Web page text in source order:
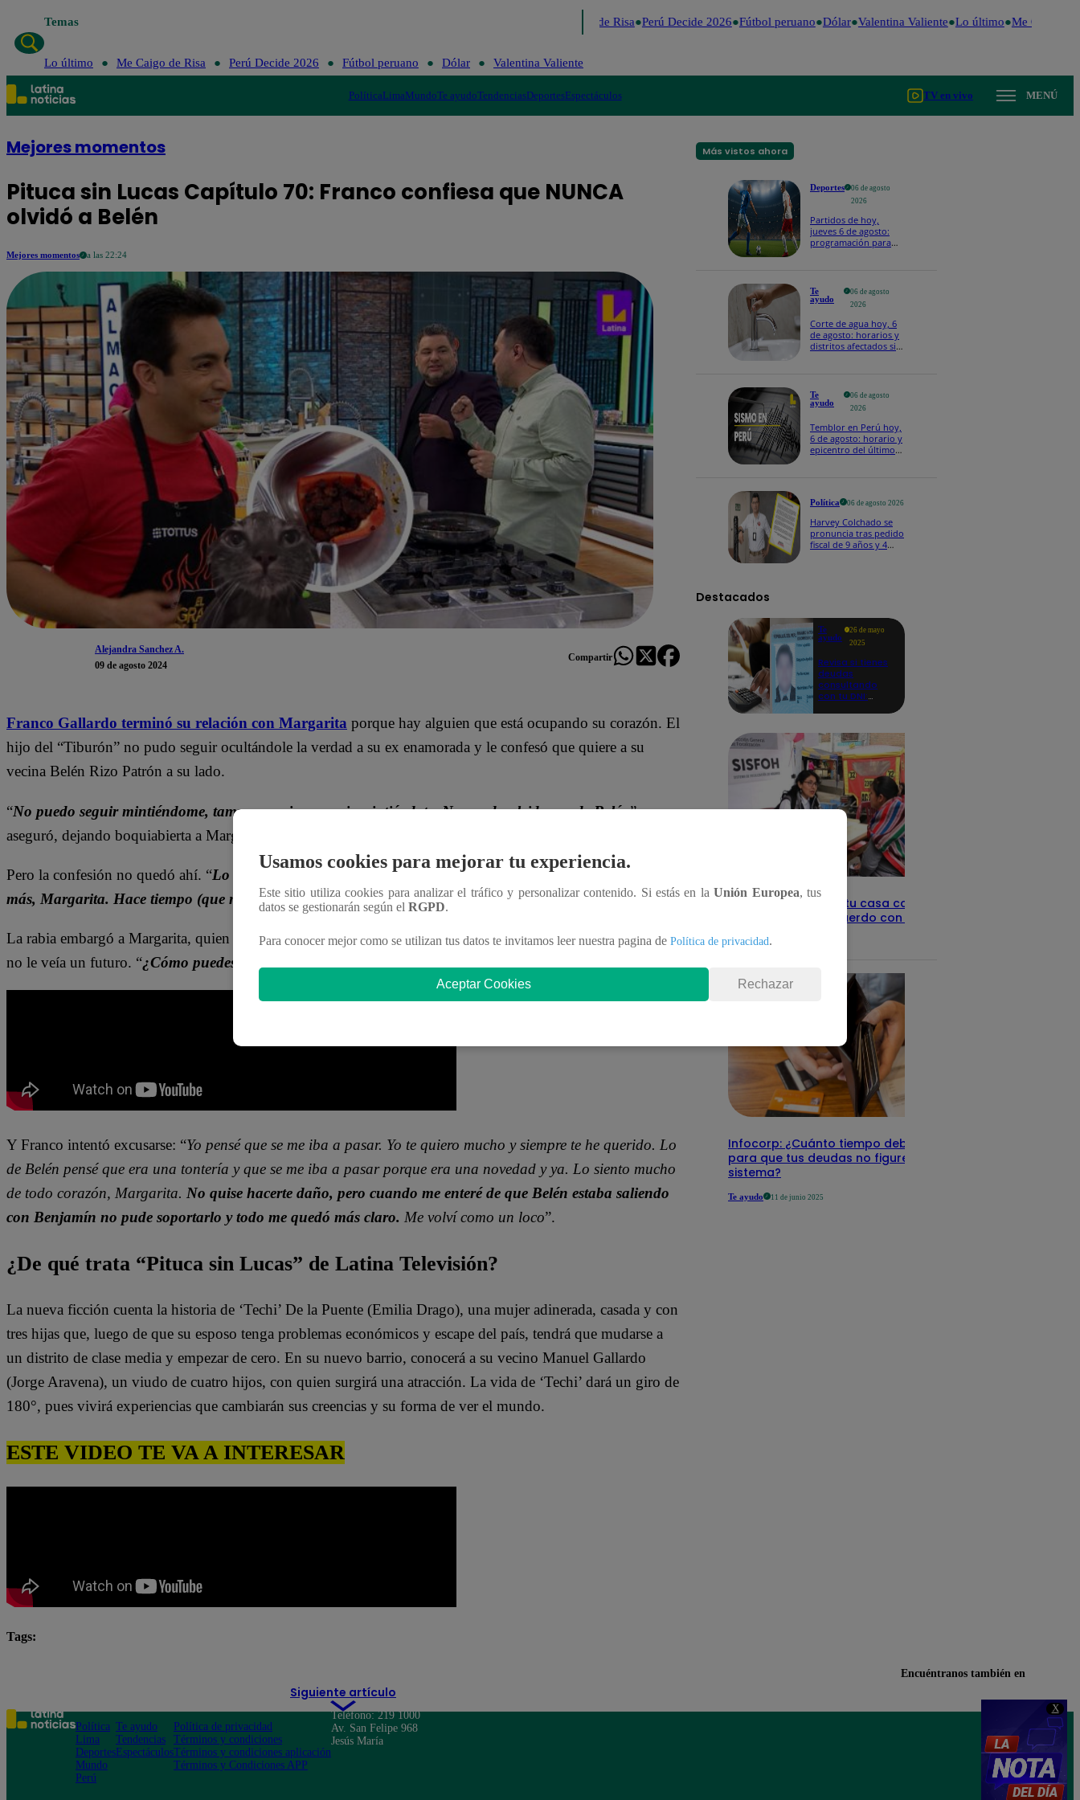
X
Temas Me Caigo de Risa Perú Decide 2026 Fútbol peruano Dólar Valentina Valiente Lo último Me Caigo de
Lo último Me Caigo de Risa Perú Decide 2026 Fútbol peruano Dólar Valentina Valiente
PolíticaLimaMundoTe ayudoTendenciasDeportesEspectáculos TV en vivo MENÚ
Mejores momentos
Pituca sin Lucas Capítulo 70: Franco confiesa que NUNCA
olvidó a Belén
Mejores momentos a las 22:24
Alejandra Sanchez A.
09 de agosto 2024
Compartir
Franco Gallardo terminó su relación con Margarita porque hay alguien que está ocupando su corazón. El
hijo del “Tiburón” no pudo seguir ocultándole la verdad a su ex enamorada y le confesó que quiere a su
vecina Belén Rizo Patrón a su lado.
“No puedo seguir mintiéndome, tampoco quiero seguir mintiéndote. No puedo olvidarme de Belén”,
aseguró, dejando boquiabierta a Margarita, quien no podía creer lo que estaba escuchando.
Pero la confesión no quedó ahí. “Lo siento, pero tenía que decírtelo. Yo no puedo seguir aguantándolo
más, Margarita. Hace tiempo (que me siento así). Nunca he podido olvidarme de ella”, aseguró Franco.
La rabia embargó a Margarita, quien le reclamó por todo el tiempo perdido en la relación a la que él mismo
no le veía un futuro. “¿Cómo puedes ser tan malo? ¿Entonces por qué regresaste conmigo?
Y Franco intentó excusarse: “Yo pensé que se me iba a pasar. Yo te quiero mucho y siempre te he querido. Lo
de Belén pensé que era una tontería y que se me iba a pasar porque era una novedad y ya. Lo siento mucho
de todo corazón, Margarita. No quise hacerte daño, pero cuando me enteré de que Belén estaba saliendo
con Benjamín no pude soportarlo y todo me quedó más claro. Me volví como un loco”.
¿De qué trata “Pituca sin Lucas” de Latina Televisión?
La nueva ficción cuenta la historia de ‘Techi’ De la Puente (Emilia Drago), una mujer adinerada, casada y con
tres hijas que, luego de que su esposo tenga problemas económicos y escape del país, tendrá que mudarse a
un distrito de clase media y empezar de cero. En su nuevo barrio, conocerá a su vecino Manuel Gallardo
(Jorge Aravena), un viudo de cuatro hijos, con quien surgirá una atracción. La vida de ‘Techi’ dará un giro de
180°, pues vivirá experiencias que cambiarán sus creencias y su forma de ver el mundo.
ESTE VIDEO TE VA A INTERESAR
Tags:
Siguiente artículo
Más vistos ahora
Deportes
06 de agosto
2026
Partidos de hoy,
jueves 6 de agosto:
programación para
Te
ayudo
06 de agosto
2026
Corte de agua hoy, 6
de agosto: horarios y
distritos afectados sin
Te
ayudo
06 de agosto
2026
Temblor en Perú hoy,
6 de agosto: horario y
epicentro del último
Política 06 de agosto 2026
Harvey Colchado se
pronuncia tras pedido
fiscal de 9 años y 4
Destacados
Te
ayudo
26 de mayo
2025
Revisa si tienes
deudas
consultando
con tu DNI:
detalles
Revisa con tu DNI si tu casa califica
como pobre, de acuerdo con el Sisfoh
Te ayudo 25 de mayo 2026
Infocorp: ¿Cuánto tiempo debe pasar
para que tus deudas no figuren en su
sistema?
Te ayudo 11 de junio 2025
Usamos cookies para mejorar tu experiencia.
Este sitio utiliza cookies para analizar el tráfico y personalizar contenido. Si estás en laUnión Europea, tus
datos se gestionarán según el RGPD.
Para conocer mejor como se utilizan tus datos te invitamos leer nuestra pagina de Política de privacidad.
Aceptar Cookies Rechazar
Encuéntranos también en
Política
Lima
Deportes
Mundo
Perú
Te ayudo
Tendencias
Espectáculos
Política de privacidad
Términos y condiciones
Términos y condiciones aplicación
Términos y Condiciones APP
Teléfono: 219 1000
Av. San Felipe 968
Jesús María